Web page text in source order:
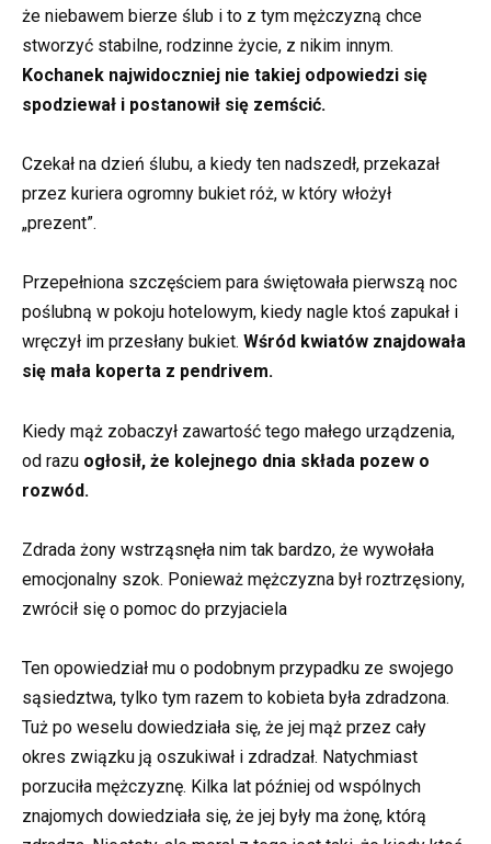
że niebawem bierze ślub i to z tym mężczyzną chce
stworzyć stabilne, rodzinne życie, z nikim innym.
Kochanek najwidoczniej nie takiej odpowiedzi się
spodziewał i postanowił się zemścić.
Czekał na dzień ślubu, a kiedy ten nadszedł, przekazał
przez kuriera ogromny bukiet róż, w który włożył
„prezent”.
Przepełniona szczęściem para świętowała pierwszą noc
poślubną w pokoju hotelowym, kiedy nagle ktoś zapukał i
wręczył im przesłany bukiet. Wśród kwiatów znajdowała
się mała koperta z pendrivem.
Kiedy mąż zobaczył zawartość tego małego urządzenia,
od razu ogłosił, że kolejnego dnia składa pozew o
rozwód.
Zdrada żony wstrząsnęła nim tak bardzo, że wywołała
emocjonalny szok. Ponieważ mężczyzna był roztrzęsiony,
zwrócił się o pomoc do przyjaciela
Ten opowiedział mu o podobnym przypadku ze swojego
sąsiedztwa, tylko tym razem to kobieta była zdradzona.
Tuż po weselu dowiedziała się, że jej mąż przez cały
okres związku ją oszukiwał i zdradzał. Natychmiast
porzuciła mężczyznę. Kilka lat później od wspólnych
znajomych dowiedziała się, że jej były ma żonę, którą